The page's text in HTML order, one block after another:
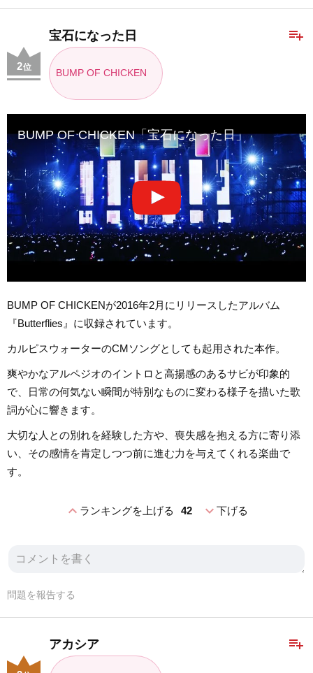
playlist_add
宝石になった日
BUMP OF CHICKEN
2位
BUMP OF CHICKEN「宝石になった日」
BUMP OF CHICKENが2016年2月にリリースしたアルバム
『Butterflies』に収録されています。
カルピスウォーターのCMソングとしても起用された本作。
爽やかなアルペジオのイントロと高揚感のあるサビが印象的
で、日常の何気ない瞬間が特別なものに変わる様子を描いた歌
詞が心に響きます。
大切な人との別れを経験した方や、喪失感を抱える方に寄り添
い、その感情を肯定しつつ前に進む力を与えてくれる楽曲で
す。
expand_lessランキングを上げる 42 expand_more下げる
問題を報告する
playlist_add
アカシア